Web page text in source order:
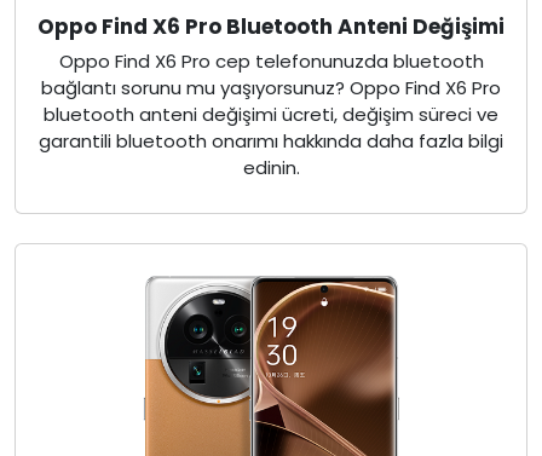
Oppo Find X6 Pro Bluetooth Anteni Değişimi
Oppo Find X6 Pro cep telefonunuzda bluetooth
bağlantı sorunu mu yaşıyorsunuz? Oppo Find X6 Pro
bluetooth anteni değişimi ücreti, değişim süreci ve
garantili bluetooth onarımı hakkında daha fazla bilgi
edinin.